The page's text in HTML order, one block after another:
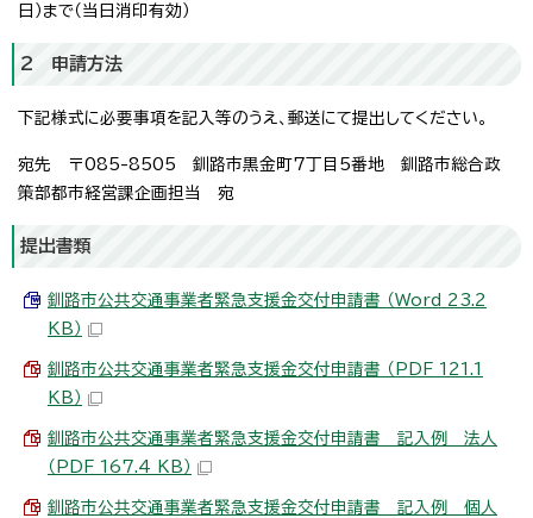
日）まで（当日消印有効）
2 申請方法
下記様式に必要事項を記入等のうえ、郵送にて提出してください。
宛先 〒085-8505 釧路市黒金町7丁目5番地 釧路市総合政
策部都市経営課企画担当 宛
提出書類
釧路市公共交通事業者緊急支援金交付申請書 （Word 23.2
KB）
釧路市公共交通事業者緊急支援金交付申請書 （PDF 121.1
KB）
釧路市公共交通事業者緊急支援金交付申請書 記入例 法人
（PDF 167.4 KB）
釧路市公共交通事業者緊急支援金交付申請書 記入例 個人